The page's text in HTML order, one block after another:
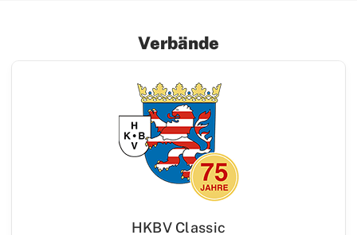
Verbände
HKBV Classic